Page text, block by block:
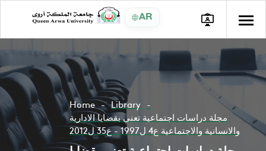
AR
Home
Library
مجلة دراسات اجتماعية تعني بقضايا الادارية
والانسانية والاجتماعية ع4 ل1997 - ع35 ل2012